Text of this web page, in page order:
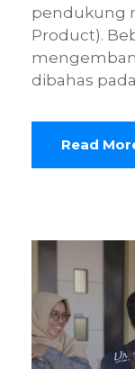
pendukung
Product).
dibahas
Read